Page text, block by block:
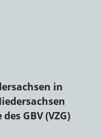
in
GBV (VZG)